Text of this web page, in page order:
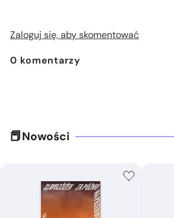
Zaloguj się, aby skomentować
0 komentarzy
Nowości